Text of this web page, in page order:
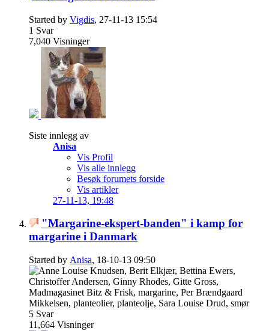
Started by Vigdis, 27-11-13 15:54
1 Svar
7,040 Visninger
Siste innlegg av
Anisa
Vis Profil
Vis alle innlegg
Besøk forumets forside
Vis artikler
27-11-13, 19:48
"Margarine-ekspert-banden" i kamp for
margarine i Danmark
Started by Anisa, 18-10-13 09:50
5 Svar
11,664 Visninger